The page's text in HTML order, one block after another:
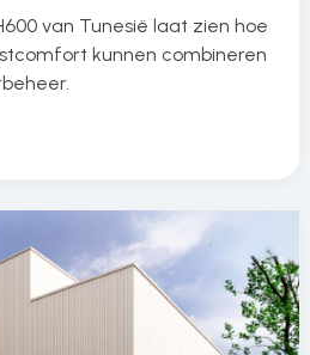
van Tunesië laat zien hoe
kunnen combineren